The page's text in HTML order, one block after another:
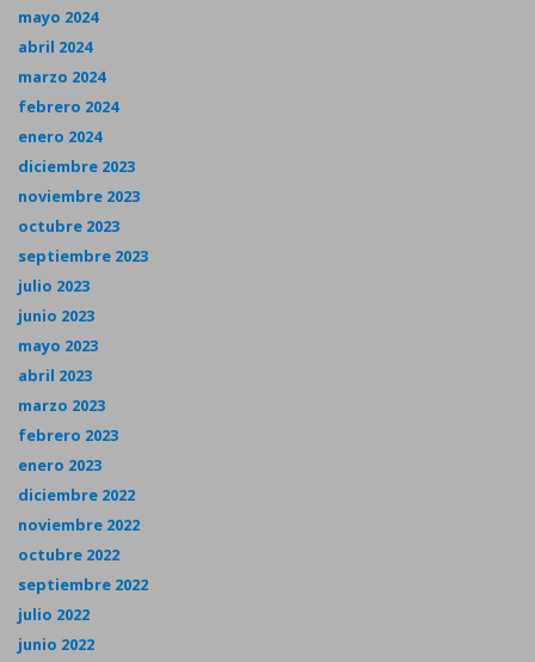
mayo 2024
abril 2024
marzo 2024
febrero 2024
enero 2024
diciembre 2023
noviembre 2023
octubre 2023
septiembre 2023
julio 2023
junio 2023
mayo 2023
abril 2023
marzo 2023
febrero 2023
enero 2023
diciembre 2022
noviembre 2022
octubre 2022
septiembre 2022
julio 2022
junio 2022